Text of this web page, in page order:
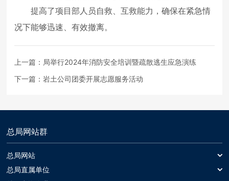
提高了项目部人员自救、互救能力，确保在紧急情
况下能够迅速、有效撤离。
上一篇： 局举行2024年消防安全培训暨疏散逃生应急演练
下一篇：岩土公司团委开展志愿服务活动
总局网站群
总局网站
总局网站
总局直属单位